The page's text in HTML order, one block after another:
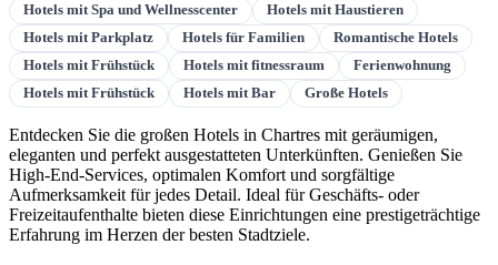
Hotels mit Spa und Wellnesscenter
Hotels mit Haustieren
Hotels mit Parkplatz
Hotels für Familien
Romantische Hotels
Hotels mit Frühstück
Hotels mit fitnessraum
Ferienwohnung
Hotels mit Frühstück
Hotels mit Bar Große Hotels
Entdecken Sie die großen Hotels in Chartres mit geräumigen,
eleganten und perfekt ausgestatteten Unterkünften. Genießen Sie
High-End-Services, optimalen Komfort und sorgfältige
Aufmerksamkeit für jedes Detail. Ideal für Geschäfts- oder
Freizeitaufenthalte bieten diese Einrichtungen eine prestigeträchtige
Erfahrung im Herzen der besten Stadtziele.